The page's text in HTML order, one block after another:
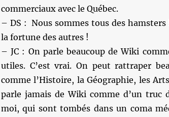
commerciaux avec le Québec.
– DS : Nous sommes tous des
la fortune des autres !
– JC : On parle beaucoup de Wiki
utiles. C’est vrai. On peut rattraper
comme l’Histoire, la Géographie, les
parle jamais de Wiki comme d’un truc
moi, qui sont tombés dans un coma